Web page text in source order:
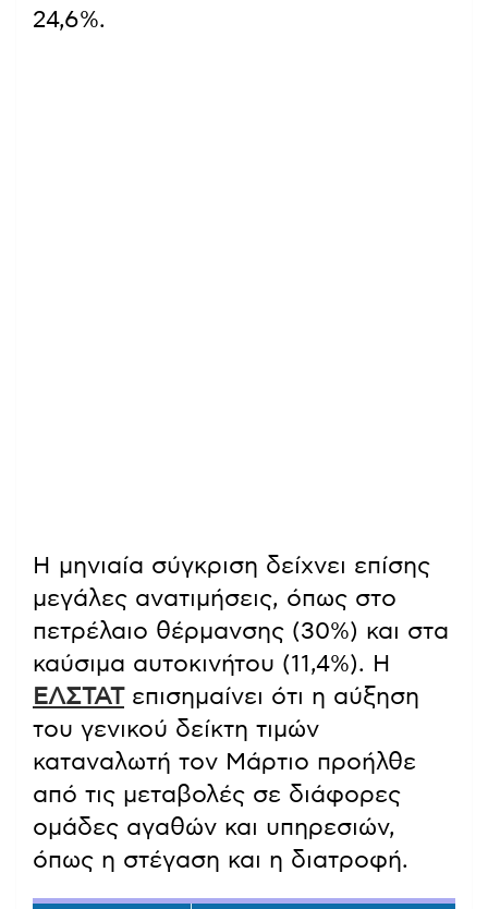
24,6%.
Η μηνιαία σύγκριση δείχνει επίσης
μεγάλες ανατιμήσεις, όπως στο
πετρέλαιο θέρμανσης (30%) και στα
καύσιμα αυτοκινήτου (11,4%). Η
ΕΛΣΤΑΤεπισημαίνει ότι η αύξηση
του γενικού δείκτη τιμών
καταναλωτή τον Μάρτιο προήλθε
από τις μεταβολές σε διάφορες
ομάδες αγαθών και υπηρεσιών,
όπως η στέγαση και η διατροφή.